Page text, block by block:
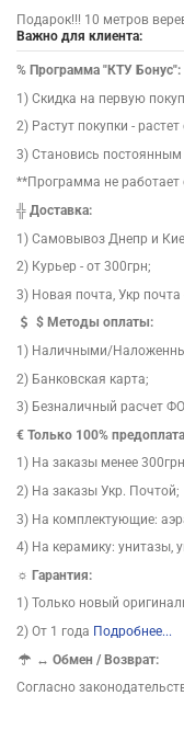
Подарок!!! 10 метров
Важно для клиента:
% Программа "КТУ Бонус":
1) Скидка на первую
2) Растут покупки - растет
3) Становись постоянным
**Программа не
╬ Доставка:
1) Самовывоз Днепр и
2) Курьер - от 300грн;
3) Новая почта, Укр почта
$ Методы оплаты:
1) Наличными/
2) Банковская карта;
3) Безналичный расчет
€ Только 100%
1) На заказы менее
2) На заказы Укр. Почтой;
3) На комплектующие:
4) На керамику: унитазы,
☼ Гарантия:
1) Только новый
2) От 1 года Подробнее...
↔Обмен / Возврат:
Согласно